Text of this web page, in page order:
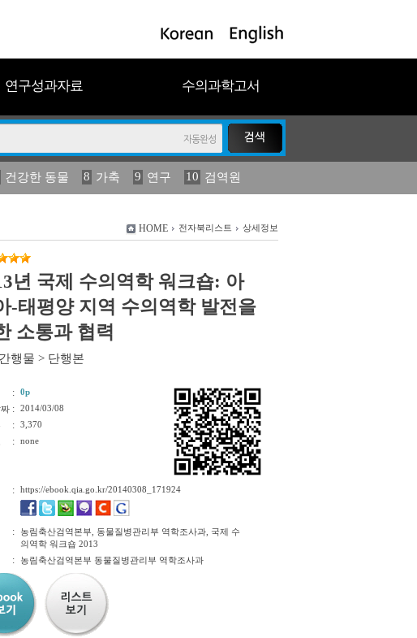
연구성과자료 수의과학고서
건강한 동물 8 가축 9 연구 10 검역원
리 17 연보 18 농림수산 19 2023
HOME 전자북리스트 상세정보
년 국제 수의역학 워크숍: 아
-태평양 지역 수의역학 발전을
소통과 협력
행물 > 단행본
:
0p
:
2014/03/08
:
3,370
: none
: https://ebook.qia.go.kr/20140308_171924
:
농림축산검역본부, 동물질병관리부 역학조사과, 국제 수
의역학 워크숍 2013
: 농림축산검역본부 동물질병관리부 역학조사과